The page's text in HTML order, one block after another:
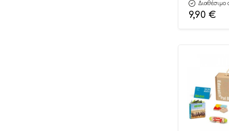
Διαθέσιμο
9,90 €